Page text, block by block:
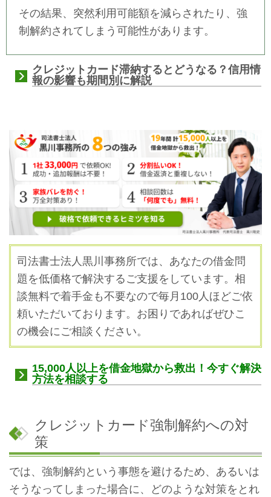
その結果、突然利用可能額を減らされたり、強
制解約されてしまう可能性があります。
クレジットカード滞納するとどうなる？信用情
報の影響も期間別に解説
司法書士法人黒川事務所では、あなたの借金問
題を低価格で解決するご支援をしています。 相
談無料で着手金も不要なので毎月100人ほどご依
頼いただいております。お困りであればぜひこ
の機会にご相談ください。
15,000人以上を借金地獄から救出！今すぐ解決
方法を相談する
クレジットカード強制解約への対
策
では、強制解約という事態を避けるため、あるいは
そうなってしまった場合に、どのような対策をとれ